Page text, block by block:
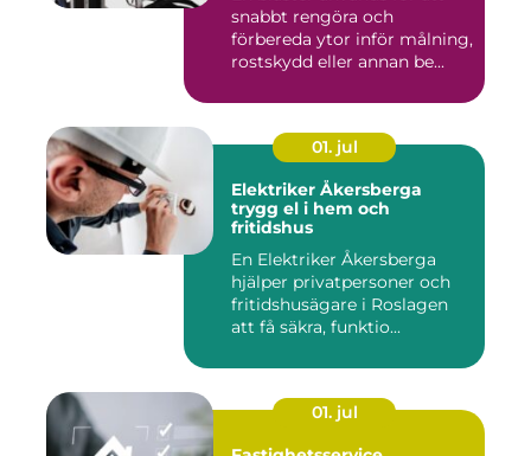
snabbt rengöra och
förbereda ytor inför målning,
rostskydd eller annan be...
01. jul
Elektriker Åkersberga
trygg el i hem och
fritidshus
En Elektriker Åkersberga
hjälper privatpersoner och
fritidshusägare i Roslagen
att få säkra, funktio...
01. jul